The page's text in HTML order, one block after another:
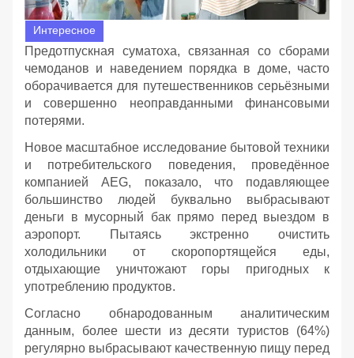
Интересное
Предотпускная суматоха, связанная со сборами
чемоданов и наведением порядка в доме, часто
оборачивается для путешественников серьёзными
и совершенно неоправданными финансовыми
потерями.
Новое масштабное исследование бытовой техники
и потребительского поведения, проведённое
компанией AEG, показало, что подавляющее
большинство людей буквально выбрасывают
деньги в мусорный бак прямо перед выездом в
аэропорт. Пытаясь экстренно очистить
холодильники от скоропортящейся еды,
отдыхающие уничтожают горы пригодных к
употреблению продуктов.
Согласно обнародованным аналитическим
данным, более шести из десяти туристов (64%)
регулярно выбрасывают качественную пищу перед